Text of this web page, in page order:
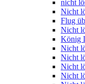
nicht
Nicht
Flug
Nicht
König
Nicht
Nicht
Nicht
Nicht